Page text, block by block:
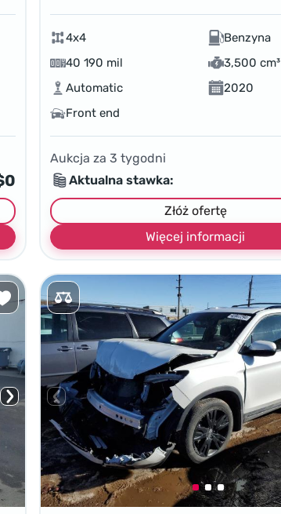
4x4
Benzyna
40 190 mil
3,500 cm³
Automatic
2020
Front end
Aukcja za3 tygodni
Aktualna stawka:
Złóż ofertę
Więcej informacji